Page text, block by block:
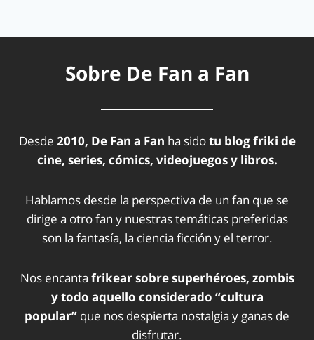
Sobre De Fan a Fan
Desde 2010, De Fan a Fan ha sidotu blog friki de
cine, series, cómics, videojuegos y libros.
Hablamos desde la perspectiva de un fan que se
dirige a otro fan y nuestras temáticas preferidas
son la fantasía, la ciencia ficción y el terror.
Nos encanta frikear sobre superhéroes, zombis
y todo aquello considerado “cultura
popular” que nos despierta nostalgia y ganas de
disfrutar.